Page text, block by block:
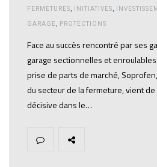
FERMETURES, INITIATIVES,
GARAGE, PROTECTIONS
Face au succès rencontré par ses
garage sectionnelles et
prise de parts de marché,
du secteur de la fermeture, vient
décisive dans le…